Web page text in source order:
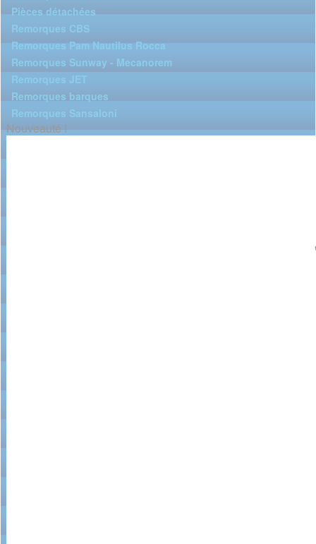
Pièces détachées
Remorques CBS
Remorques Pam Nautilus Rocca
Remorques Sunway - Mecanorem
Remorques JET
Remorques barques
Remorques Sansaloni
Nouveauté !